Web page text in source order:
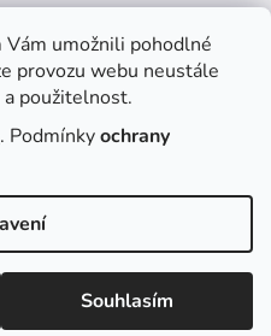
Vám umožnili pohodlné
provozu webu neustále
použitelnost.
. Podmínkyochrany
Souhlasím
nakupovat
, e-mail
DINO
5 z 5 hvězdiček.
práva vyhrazena.Upravit